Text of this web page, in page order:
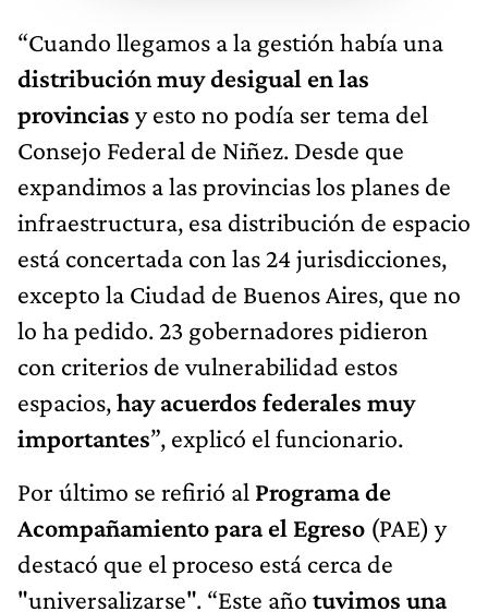
“Cuando llegamos a la gestión había una
distribución muy desigual en las
provincias y esto no podía ser tema del
Consejo Federal de Niñez. Desde que
expandimos a las provincias los planes de
infraestructura, esa distribución de espacio
está concertada con las 24 jurisdicciones,
excepto la Ciudad de Buenos Aires, que no
lo ha pedido. 23 gobernadores pidieron
con criterios de vulnerabilidad estos
espacios,hay acuerdos federales muy
importantes”, explicó el funcionario.
Por último se refirió al Programa de
Acompañamiento para el Egreso (PAE) y
destacó que el proceso está cerca de
"universalizarse". “Este año tuvimos una